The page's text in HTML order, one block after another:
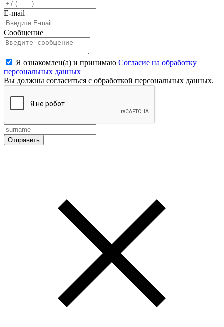
E-mail
Сообщение
Я ознакомлен(а) и принимаю Согласие на обработку
персональных данных
Вы должны согласиться с обработкой персональных данных.